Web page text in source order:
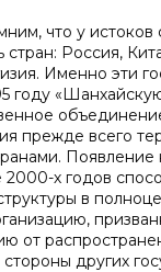
что у
Россия,
Именно эти
году
прежде всего
Появление
2000-х годов
в
от
других